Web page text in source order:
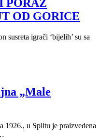
PORAZ
OD GORICE
susreta igrači ‘bijelih’ su sa
„Male
1926., u Splitu je praizvedena